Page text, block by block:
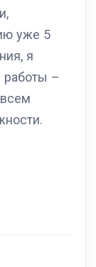
уже 5
я
работы –